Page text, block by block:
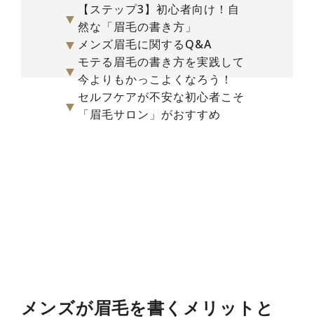
▼
【ステップ3】初心者向け！自
然な「眉毛の書き方」
▼ メンズ眉毛に関するQ&A
▼
モテる眉毛の書き方を実践して
今よりもかっこよくなろう！
▼
セルフケアが不安な初心者こそ
「眉毛サロン」がおすすめ
メンズが眉毛を書くメリットと